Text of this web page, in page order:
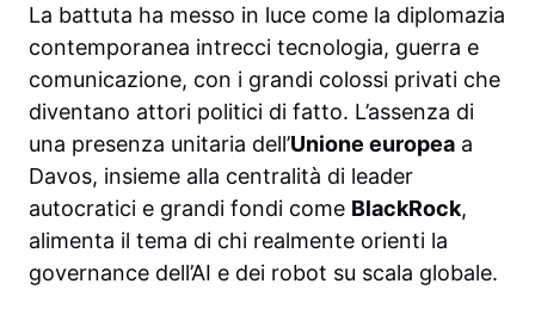
La battuta ha messo in luce come la diplomazia
contemporanea intrecci tecnologia, guerra e
comunicazione, con i grandi colossi privati che
diventano attori politici di fatto. L’assenza di
una presenza unitaria dell’Unione europea a
Davos, insieme alla centralità di leader
autocratici e grandi fondi come BlackRock,
alimenta il tema di chi realmente orienti la
governance dell’AI e dei robot su scala globale.